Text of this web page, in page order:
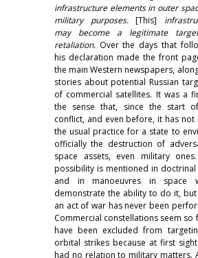
infrastructure elements in outer
military purposes.[This]
may become a legitimate
retaliation. Over the days that
his declaration made the front
the main Western newspapers,
stories about potential Russian
of commercial satellites. It was a
the sense that, since the start
conflict, and even before, it has not
the usual practice for a state to
officially the destruction of
space assets, even military
possibility is mentioned in doctrinal
and in manoeuvres in space
demonstrate the ability to do it, but
an act of war has never been
Commercial constellations seem so
have been excluded from
orbital strikes because at first
had no relation to military matters.